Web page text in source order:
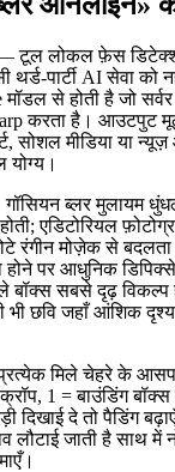
टूल लोकल फ़ेस
पार्टी AI सेवा को
से होती है जो
करता है। आउटपुट
सोशल मीडिया या
योग्य।
गॉसियन ब्लर मुलायम
एडिटोरियल
रंगीन मोज़ेक से
होने पर आधुनिक
बॉक्स सबसे दृढ़ विकल्प
भी छवि जहाँ आंशिक
मिले चेहरे के
1 = बाउंडिंग
दिखाई दे तो पैडिंग
लौटाई जाती है साथ